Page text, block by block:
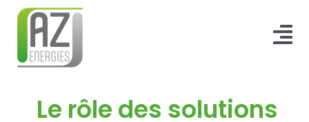
Passer
contenu
Le rôle des solutions